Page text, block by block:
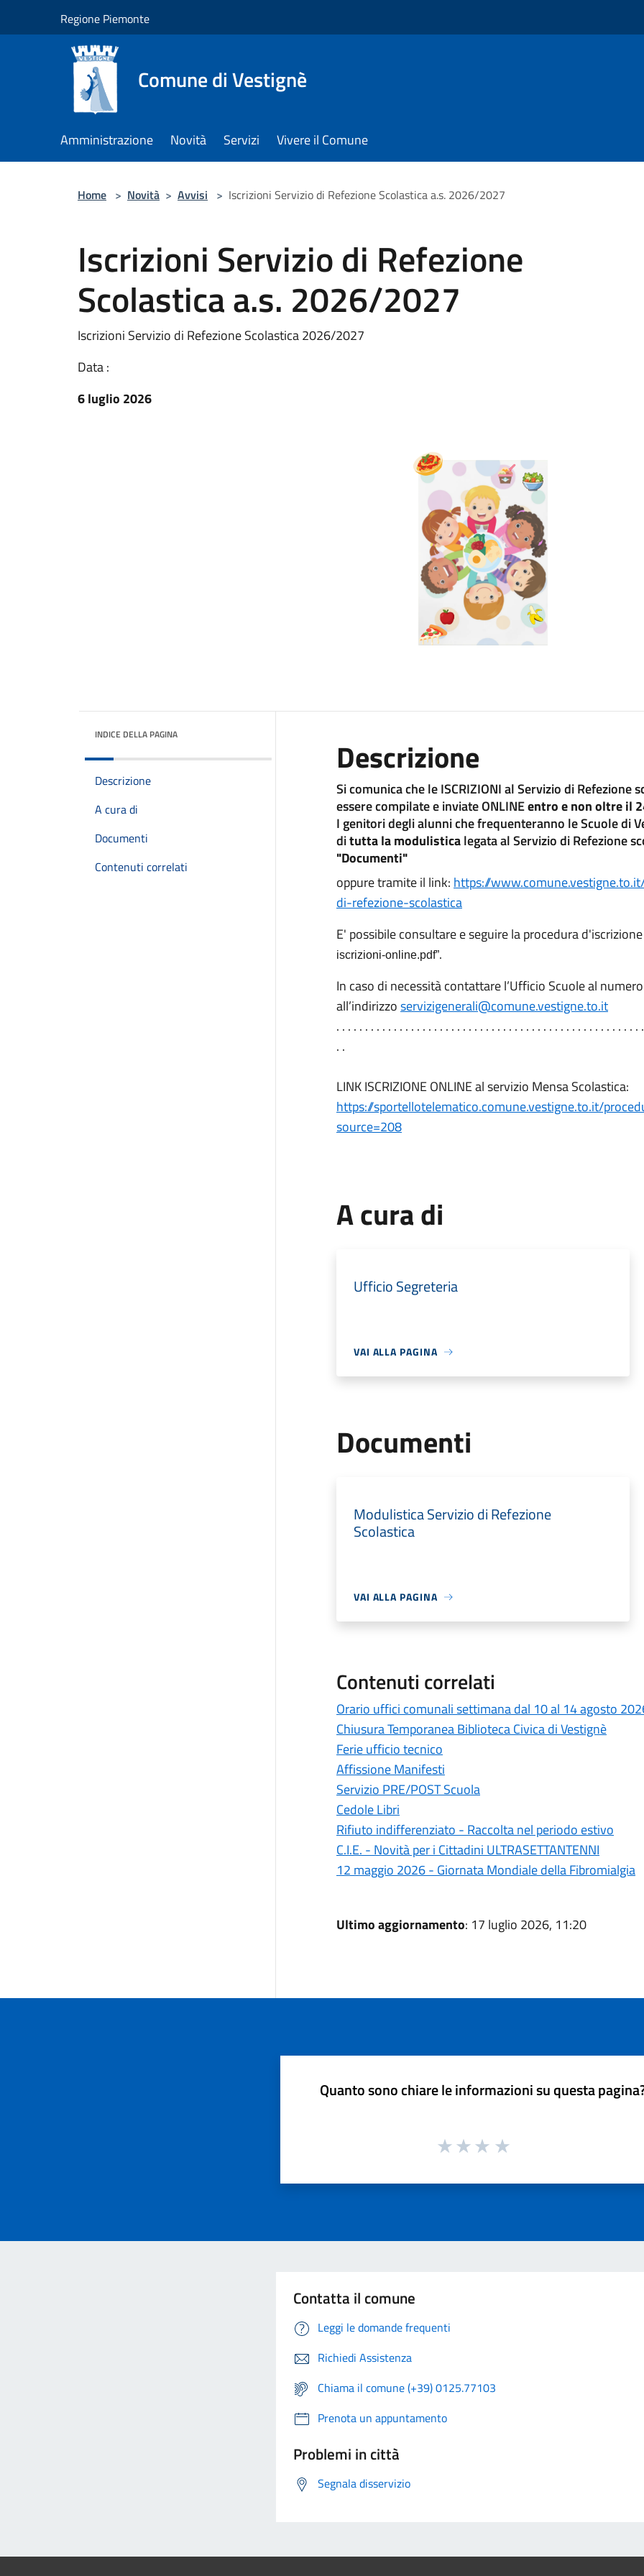
Regione Piemonte
Comune di Vestignè
Amministrazione Novità Servizi Vivere il Comune
Home > Novità > Avvisi > Iscrizioni Servizio di Refezione Scolastica a.s. 2026/2027
Iscrizioni Servizio di Refezione
Scolastica a.s. 2026/2027
Iscrizioni Servizio di Refezione Scolastica 2026/2027
Data :
6 luglio 2026
INDICE DELLA PAGINA
Descrizione
A cura di
Documenti
Contenuti correlati
Descrizione
Si comunica che le ISCRIZIONI al Servizio di
essere compilate e inviate ONLINEentro e non oltre il
I genitori degli alunni che frequenteranno le Scuole di
ditutta la modulisticalegata al Servizio di Refezione
"Documenti"
oppure tramite il link: https://
di-refezione-scolastica
E' possibile consultare e seguire la procedura
iscrizioni-online.pdf”.
In caso di necessità contattare l’Ufficio Scuole al
all’indirizzoservizigenerali@comune.vestigne.to.it
. . . . . . . . . . . . . . . . . . . . . . . . . . . . . . . . . . . . . . . . . . . . . . . . . . . .
. .
LINK ISCRIZIONE ONLINE al servizio Mensa Scolastica:
https://sportellotelematico.comune.vestigne.to.it/
source=208
A cura di
Ufficio Segreteria
VAI ALLA PAGINA
Documenti
Modulistica Servizio di Refezione
Scolastica
VAI ALLA PAGINA
Contenuti correlati
Orario uffici comunali settimana dal 10 al 14 agosto
Chiusura Temporanea Biblioteca Civica di Vestignè
Ferie ufficio tecnico
Affissione Manifesti
Servizio PRE/POST Scuola
Cedole Libri
Rifiuto indifferenziato - Raccolta nel periodo estivo
C.I.E. - Novità per i Cittadini ULTRASETTANTENNI
12 maggio 2026 - Giornata Mondiale della Fibromialgia
Ultimo aggiornamento: 17 luglio 2026, 11:20
Quanto sono chiare le informazioni su questa
Contatta il comune
Leggi le domande frequenti
Richiedi Assistenza
Chiama il comune (+39) 0125.77103
Prenota un appuntamento
Problemi in città
Segnala disservizio